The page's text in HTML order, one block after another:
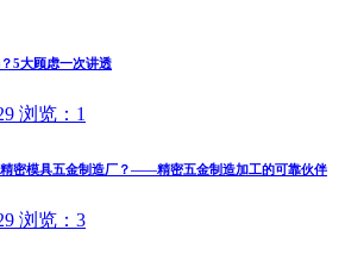
5大顾虑一次讲透
浏览： 1
密模具五金制造厂？——精密五金制造加工的可靠伙伴
浏览： 3